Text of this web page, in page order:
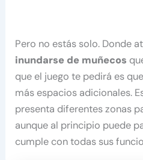
Pero no estás solo. Donde
inundarse de muñecos
que el juego te pedirá es
más espacios adicionales.
presenta diferentes zonas
aunque al principio puede
cumple con todas sus